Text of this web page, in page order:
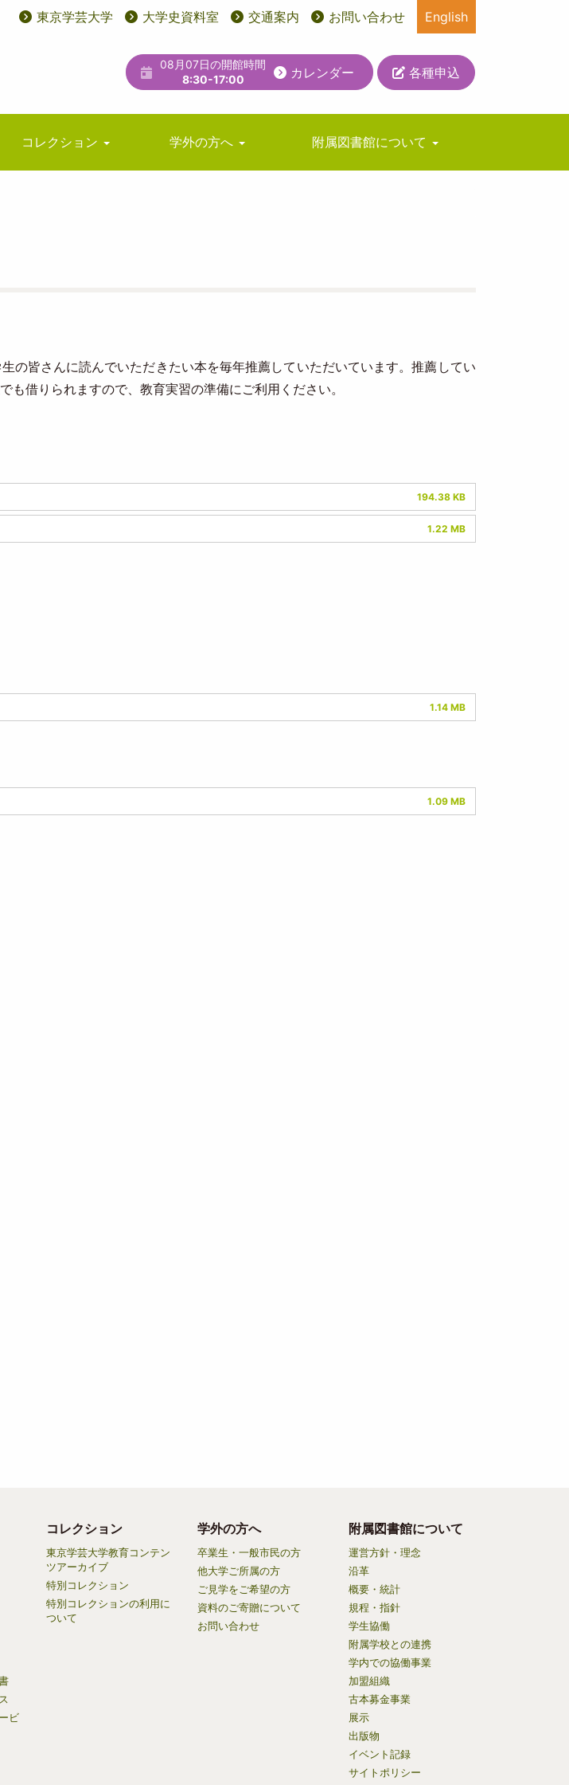
User
ユ
ィ
リ
テ
東京学芸大学 大学史資料室 交通案内 お問い合わせ English
08月07日の開館時間
8:30-17:00
カレンダー 各種申込
コレクション 学外の方へ 附属図書館について
皆さんに読んでいただきたい本を毎年推薦していただいています。推薦してい
借りられますので、教育実習の準備にご利用ください。
194.38 KB
1.22 MB
1.14 MB
1.09 MB
ビ
コレクション
東京学芸大学教育コンテン
ツアーカイブ
特別コレクション
特別コレクションの利用に
ついて
学外の方へ
卒業生・一般市民の方
他大学ご所属の方
ご見学をご希望の方
資料のご寄贈について
お問い合わせ
附属図書館について
運営方針・理念
沿革
概要・統計
規程・指針
学生協働
附属学校との連携
学内での協働事業
加盟組織
古本募金事業
展示
出版物
イベント記録
サイトポリシー